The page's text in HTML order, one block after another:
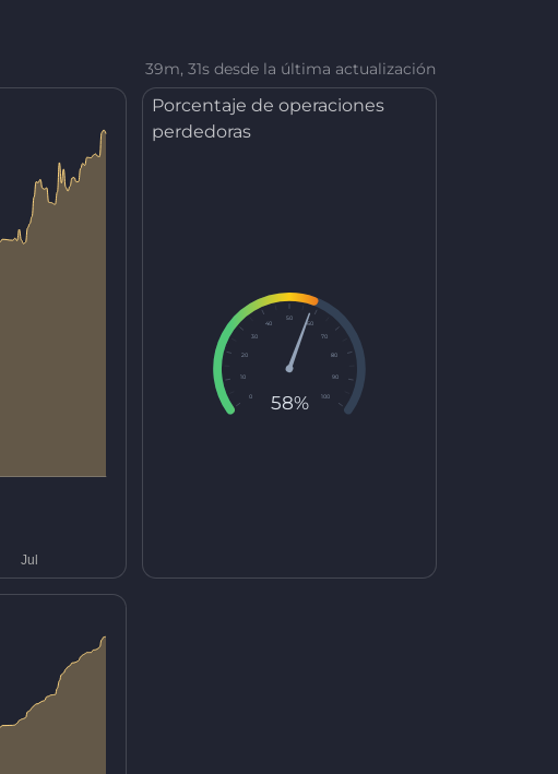
39m, 31s desde la última actualización
Porcentaje de operaciones
perdedoras
0
10
20
30
40
50
60
70
80
90
100
58%